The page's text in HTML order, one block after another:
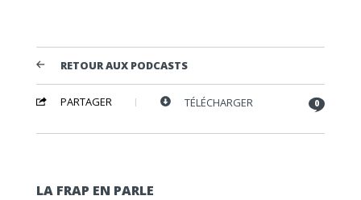
RETOUR AUX PODCASTS
PARTAGER TÉLÉCHARGER 0
LA FRAP EN PARLE